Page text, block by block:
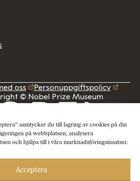
samtycker du till lagring av cookies på din
på webbplatsen, analysera
och hjälpa till i våra marknadsföringsinsatser.
Acceptera
oss
Personuppgiftspolicy
© Nobel Prize Museum